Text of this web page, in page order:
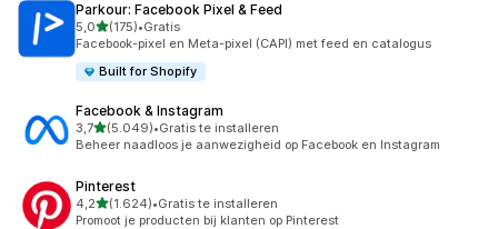
Parkour: Facebook Pixel & Feed
5,0van 5 sterren
(175)
175 recensies in totaal
•Gratis
Facebook-pixel en Meta-pixel (CAPI) met feed en catalogus
Built for Shopify
Facebook & Instagram
3,7van 5 sterren
(5.049)
5049 recensies in totaal
•Gratis te installeren
Beheer naadloos je aanwezigheid op Facebook en Instagram
Pinterest
4,2van 5 sterren
(1.624)
1624 recensies in totaal
•Gratis te installeren
Promoot je producten bij klanten op Pinterest